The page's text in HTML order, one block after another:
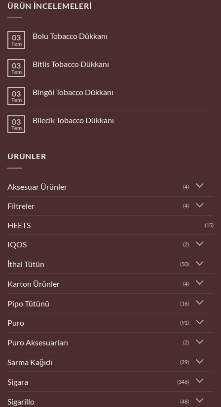
ÜRÜN İNCELEMELERI
03
Tem
Bolu Tobacco Dükkanı
Tobacco
03
Tem
Bitlis Tobacco Dükkanı
Tobacco
03
Tem
Bingöl Tobacco Dükkanı
Tobacco
03
Tem
Bilecik Tobacco Dükkanı
Dükkanı
ÜRÜNLER
Aksesuar Ürünler (4)
Filtreler (4)
HEETS (15)
IQOS (2)
İthal Tütün (50)
Karton Ürünler (4)
Pipo Tütünü (16)
Puro (91)
Puro Aksesuarları (2)
Sarma Kağıdı (29)
Sigara (346)
Sigarillo (48)